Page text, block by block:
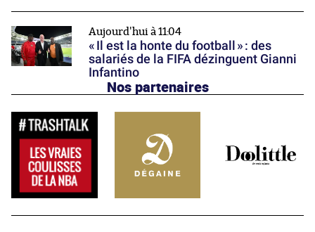
Aujourd'hui à 11:04
« Il est la honte du football » : des
salariés de la FIFA dézinguent Gianni
Infantino
Nos partenaires